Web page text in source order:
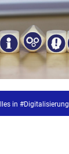
in #Digitalisierung